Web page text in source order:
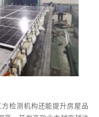
检测机构还能提升房屋品